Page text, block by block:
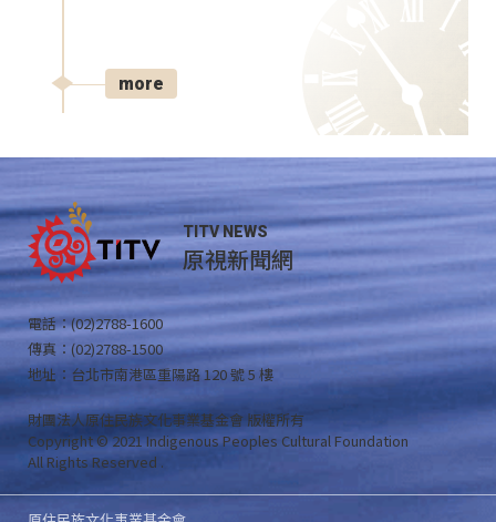
more
TITV NEWS
原視新聞網
電話：(02)2788-1600
傳真：(02)2788-1500
地址：台北市南港區重陽路 120 號 5 樓
財團法人原住民族文化事業基金會 版權所有
Copyright © 2021 Indigenous Peoples Cultural Foundation
All Rights Reserved .